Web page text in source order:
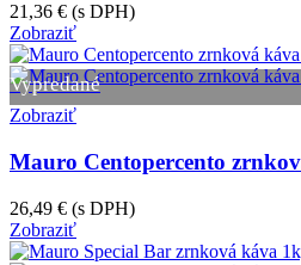
21,36 € (s DPH)
Zobraziť
Vypredané
Zobraziť
Mauro Centopercento
26,49 € (s DPH)
Zobraziť